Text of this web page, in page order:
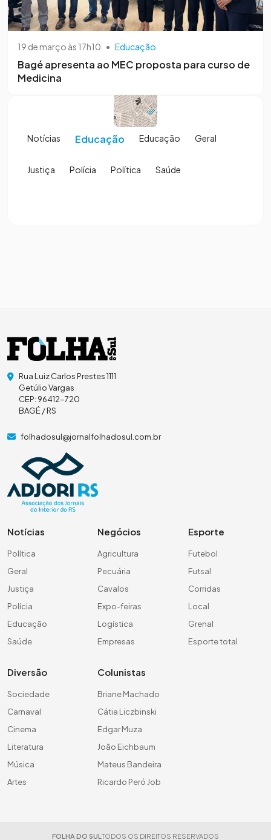
19 de março às 17h10 • Educação
Bagé apresenta ao MEC proposta para curso de
Medicina
Notícias Educação Educação Geral
Justiça Polícia Política Saúde
Rua Luiz Carlos Prestes 1111
Getúlio Vargas
CEP: 96412-720
BAGÉ / RS
folhadosul@jornalfolhadosul.com.br
Notícias
Política
Geral
Justiça
Polícia
Educação
Saúde
Negócios
Agricultura
Pecuária
Cavalos
Expo-feiras
Logística
Empresas
Esporte
Futebol
Futsal
Corridas
Local
Grenal
Esporte total
Diversão
Sociedade
Carnaval
Cinema
Literatura
Música
Artes
Colunistas
Briane Machado
Cátia Liczbinski
Edgar Muza
João Eichbaum
Mateus Bandeira
Ricardo Peró Job
FOLHA DO SUL TODOS OS DIREITOS RESERVADOS